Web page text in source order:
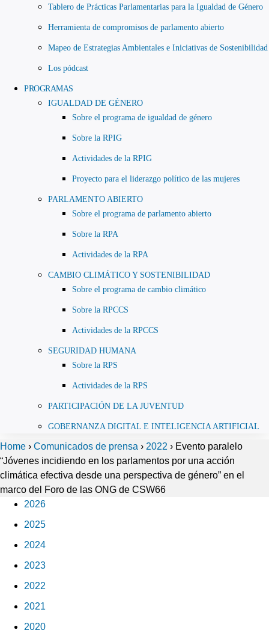
Tablero de Prácticas Parlamentarias para la Igualdad de Género
Herramienta de compromisos de parlamento abierto
Mapeo de Estrategias Ambientales e Iniciativas de Sostenibilidad
Los pódcast
PROGRAMAS
IGUALDAD DE GÉNERO
Sobre el programa de igualdad de género
Sobre la RPIG
Actividades de la RPIG
Proyecto para el liderazgo político de las mujeres
PARLAMENTO ABIERTO
Sobre el programa de parlamento abierto
Sobre la RPA
Actividades de la RPA
CAMBIO CLIMÁTICO Y SOSTENIBILIDAD
Sobre el programa de cambio climático
Sobre la RPCCS
Actividades de la RPCCS
SEGURIDAD HUMANA
Sobre la RPS
Actividades de la RPS
PARTICIPACIÓN DE LA JUVENTUD
GOBERNANZA DIGITAL E INTELIGENCIA ARTIFICIAL
Home › Comunicados de prensa › 2022 › Evento paralelo
“Jóvenes incidiendo en los parlamentos por una acción
climática efectiva desde una perspectiva de género” en el
marco del Foro de las ONG de CSW66
2026
2025
2024
2023
2022
2021
2020